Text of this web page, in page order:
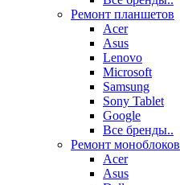
Ремонт планшетов
Acer
Asus
Lenovo
Microsoft
Samsung
Sony Tablet
Google
Все бренды..
Ремонт моноблоков
Acer
Asus